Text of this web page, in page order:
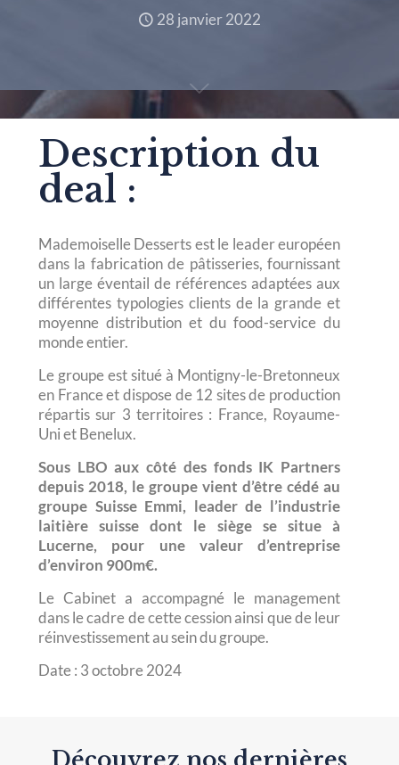
28 janvier 2022
Description du
deal :
Mademoiselle Desserts est le leader européen
dans la fabrication de pâtisseries, fournissant
un large éventail de références adaptées aux
différentes typologies clients de la grande et
moyenne distribution et du food-service du
monde entier.
Le groupe est situé à Montigny-le-Bretonneux
en France et dispose de 12 sites de production
répartis sur 3 territoires : France, Royaume-
Uni et Benelux.
Sous LBO aux côté des fonds IK Partners
depuis 2018, le groupe vient d’être cédé au
groupe Suisse Emmi, leader de l’industrie
laitière suisse dont le siège se situe à
Lucerne, pour une valeur d’entreprise
d’environ 900m€.
Le Cabinet a accompagné le management
dans le cadre de cette cession ainsi que de leur
réinvestissement au sein du groupe.
Date : 3 octobre 2024